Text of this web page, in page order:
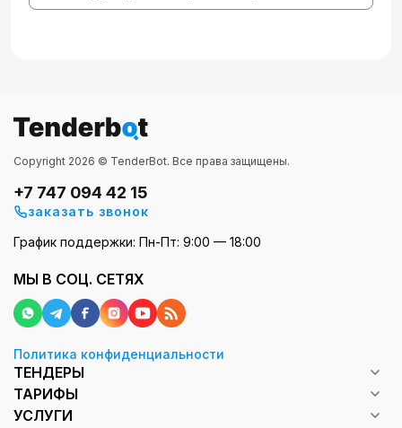
Copyright 2026 © TenderBot. Все права защищены.
+7 747 094 42 15
заказать звонок
График поддержки: Пн-Пт: 9:00 — 18:00
МЫ В СОЦ. СЕТЯХ
Политика конфиденциальности
ТЕНДЕРЫ
ТАРИФЫ
УСЛУГИ